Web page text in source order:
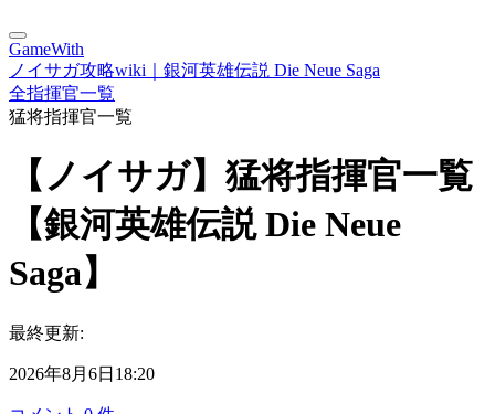
GameWith
ノイサガ攻略wiki｜銀河英雄伝説 Die Neue Saga
全指揮官一覧
猛将指揮官一覧
【ノイサガ】猛将指揮官一覧
【銀河英雄伝説 Die Neue
Saga】
最終更新:
2026年8月6日18:20